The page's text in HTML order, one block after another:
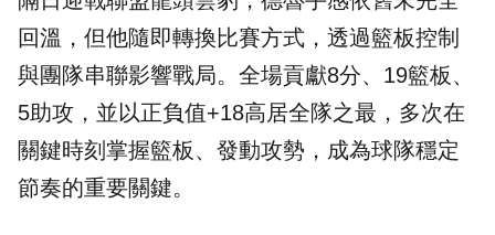
回溫，但他隨即轉換比賽方式，透過籃板控制
與團隊串聯影響戰局。全場貢獻8分、19籃板、
5助攻，並以正負值+18高居全隊之最，多次在
關鍵時刻掌握籃板、發動攻勢，成為球隊穩定
節奏的重要關鍵。